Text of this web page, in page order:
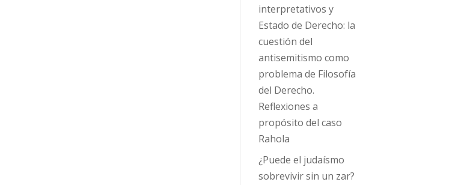
interpretativos y
Estado de Derecho: la
cuestión del
antisemitismo como
problema de Filosofía
del Derecho.
Reflexiones a
propósito del caso
Rahola
¿Puede el judaísmo
sobrevivir sin un zar?